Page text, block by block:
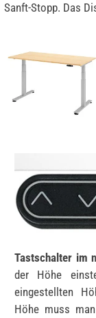
Sanft-Stopp. Das
Tastschalter im
der Höhe
eingestellten
Höhe muss